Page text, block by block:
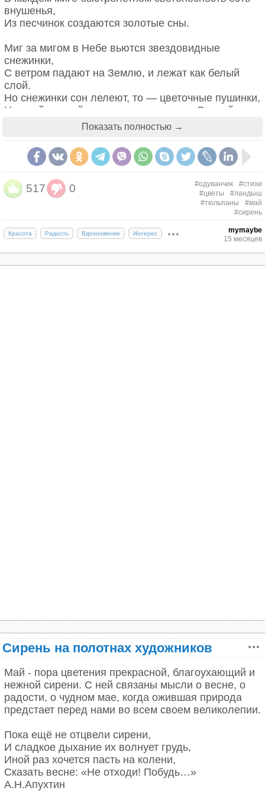
Вот точно так для труженицы скромной
Приходит в жизни старости пора.
Она отходит, внукам сдав дела.
Её увидишь, поклонись ей в пояс,
Она свой цвет потомству отдала.
Н. Кончаловская
внушенья,
Из песчинок создаются золотые сны.
Миг за мигом в Небе вьются звездовидные
снежинки,
С ветром падают на Землю, и лежат как белый
слой.
Но снежинки сон лелеют, то — цветочные пушинки,
Нежный свежий одуванчик с влажною Весной.
Показать полностью →
517 0 #одуванчик
#стихи
#цветы
#ландыш
#тюльпаны
#май
#сирень
Красота Радость Вдохновение Интерес
mymaybe
15 месяцев
Сирень на полотнах художников
Май - пора цветения прекрасной, благоухающий и
нежной сирени. С ней связаны мысли о весне, о
радости, о чудном мае, когда ожившая природа
предстает перед нами во всем своем великолепии.
Пока ещё не отцвели сирени,
И сладкое дыхание их волнует грудь,
Иной раз хочется пасть на колени,
Сказать весне: «Не отходи! Побудь…»
А.Н.Апухтин